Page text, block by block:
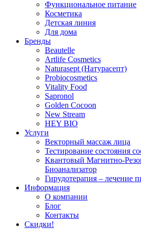
Функциональное питание
Косметика
Детская линия
Для дома
Бренды
Beautelle
Artlife Cosmetics
Naturasept (Натурасепт)
Probiocosmetics
Vitality Food
Sapronol
Golden Cocoon
New Stream
HEY BIO
Услуги
Векторный массаж лица
Тестирование состояния
Квантовый Магнитно-
Биоанализатор
Гирудотерапия – лечение
Информация
О компании
Блог
Контакты
Скидки!